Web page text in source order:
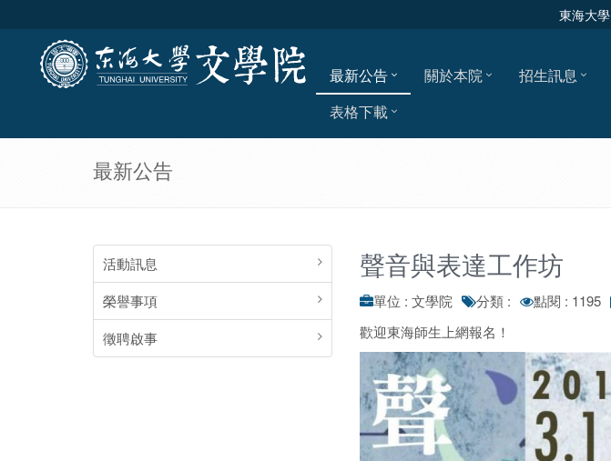
東海大學
最新公告 關於本院 招生訊息
表格下載
最新公告
活動訊息
榮譽事項
徵聘啟事
聲音與表達工作坊
單位 : 文學院 分類 : 點閱 : 1195
歡迎東海師生上網報名！